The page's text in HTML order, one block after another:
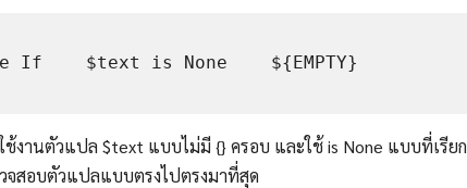
If    $text is None    ${EMPTY}
ช้งานตัวแปล $text แบบไม่มี {} ครอบ และใช้ is None แบบที่เรียก
จสอบตัวแปลแบบตรงไปตรงมาที่สุด